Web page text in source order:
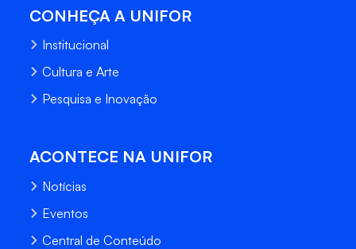
CONHEÇA A UNIFOR
Institucional
Cultura e Arte
Pesquisa e Inovação
ACONTECE NA UNIFOR
Notícias
Eventos
Central de Conteúdo